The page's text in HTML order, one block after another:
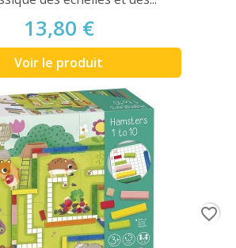
13,80 €
Voir le produit
favorite_border